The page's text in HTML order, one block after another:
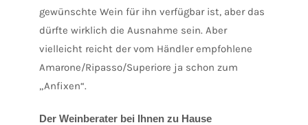
gewünschte Wein für ihn verfügbar ist, aber das
dürfte wirklich die Ausnahme sein. Aber
vielleicht reicht der vom Händler empfohlene
Amarone/Ripasso/Superiore ja schon zum
„Anfixen“.
Der Weinberater bei Ihnen zu Hause